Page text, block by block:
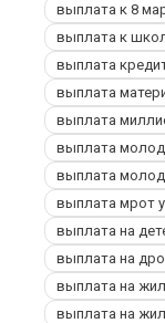
выплата к 8
выплата к
выплата
выплата
выплата
выплата
выплата
выплата мрот
выплата на
выплата на
выплата на
выплата на